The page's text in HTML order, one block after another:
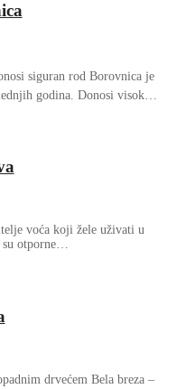
siguran rod Borovnica je
godina. Donosi visok…
voća koji žele uživati u
su otporne…
drvećem Bela breza –